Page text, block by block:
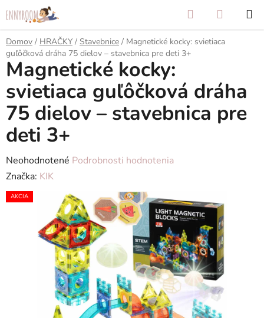
na
obsah
Hľadať
KOŠÍK
Domov / HRAČKY / Stavebnice / Magnetické kocky: svietiaca
guľôčková dráha 75 dielov – stavebnica pre deti 3+
Magnetické kocky:
svietiaca guľôčková dráha
75 dielov – stavebnica pre
deti 3+
Priemerné
hodnotenie
produktu
Neohodnotené Podrobnosti hodnotenia
Značka: KIK
AKCIA